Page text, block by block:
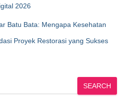
2026
Batu Bata: Mengapa Kesehatan
Proyek Restorasi yang Sukses
SEARCH